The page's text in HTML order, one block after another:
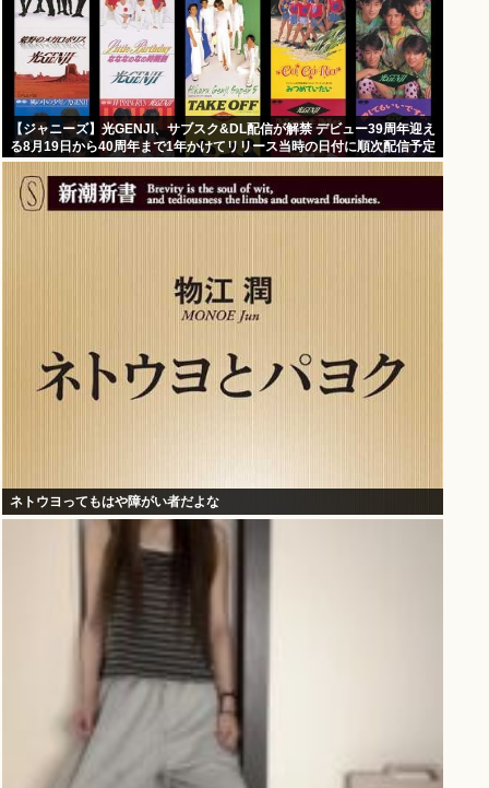
【ジャニーズ】光GENJI、サブスク&DL配信が解禁 デビュー39周年迎え
る8月19日から40周年まで1年かけてリリース当時の日付に順次配信予定
ネトウヨってもはや障がい者だよな